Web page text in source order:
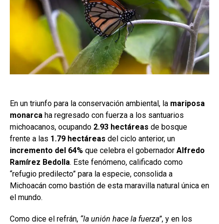
En un triunfo para la conservación ambiental, la mariposa
monarca ha regresado con fuerza a los santuarios
michoacanos, ocupando 2.93 hectáreas de bosque
frente a las 1.79 hectáreas del ciclo anterior, un
incremento del 64% que celebra el gobernador Alfredo
Ramírez Bedolla. Este fenómeno, calificado como
“refugio predilecto” para la especie, consolida a
Michoacán como bastión de esta maravilla natural única en
el mundo.
Como dice el refrán, “la unión hace la fuerza”, y en los